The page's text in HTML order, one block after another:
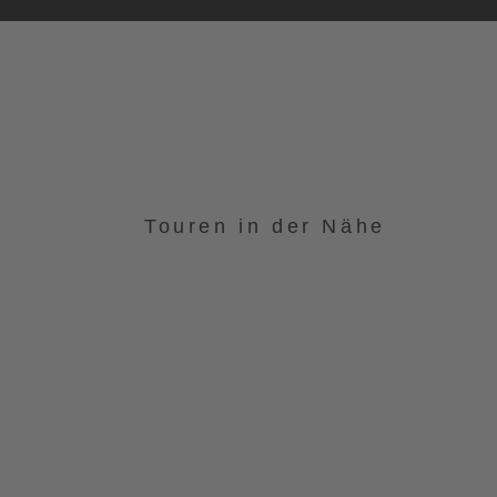
Touren in der Nähe